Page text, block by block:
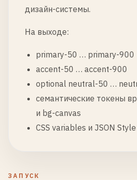
дизайн-системы.
На выходе:
primary-50 … primary-900
accent-50 … accent-900
optional neutral-50 …
семантические токены
и bg-canvas
CSS variables и JSON
ЗАПУСК